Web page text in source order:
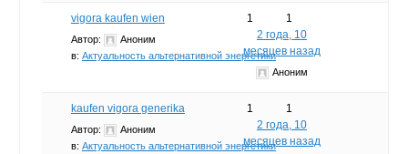
vigora kaufen wien
Автор:
Аноним
в: Актуальность альтернативной энергетики
1
1
2 года, 10
месяцев назад
Аноним
kaufen vigora generika
Автор:
Аноним
в: Актуальность альтернативной энергетики
1
1
2 года, 10
месяцев назад